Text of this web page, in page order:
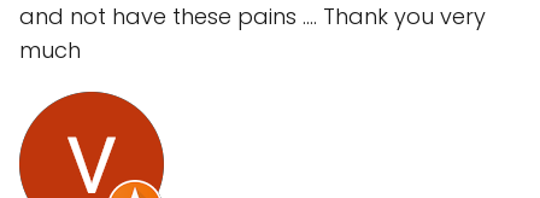
and not have these pains …. Thank you very
much